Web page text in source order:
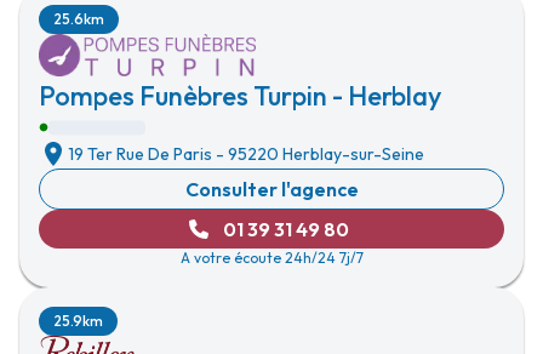
Pompes Funèbres Turpin - Herblay
25.6km
19 Ter Rue De Paris - 95220 Herblay-sur-Seine
Consulter l'agence
01 39 31 49 80
A votre écoute 24h/24 7j/7
25.9km